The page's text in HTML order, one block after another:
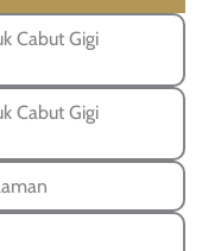
Cabut Gigi
Cabut Gigi